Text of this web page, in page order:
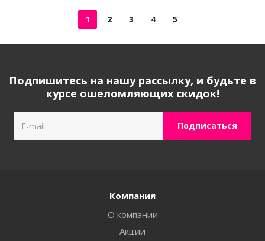
1 2 3 4 5
Подпишитесь на нашу рассылку, и будьте в
курсе ошеломляющих скидок!
Компания
О компании
Акции